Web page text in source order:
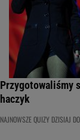
Przygotowaliśmy
haczyk
NAJNOWSZE QUIZY DZISIAJ